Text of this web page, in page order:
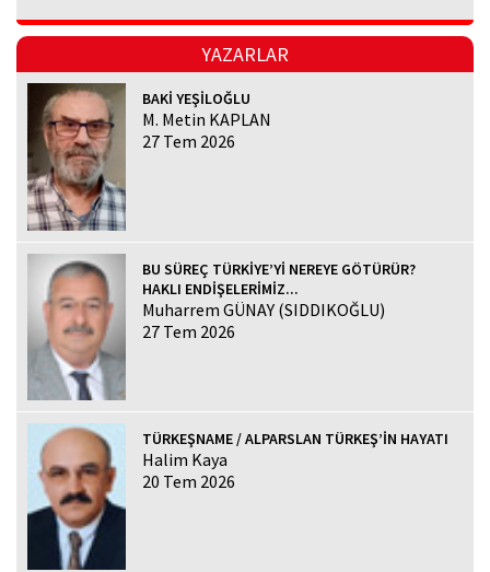
YAZARLAR
BAKİ YEŞİLOĞLU
M. Metin KAPLAN
27 Tem 2026
BU SÜREÇ TÜRKİYE’Yİ NEREYE GÖTÜRÜR?
HAKLI ENDİŞELERİMİZ...
Muharrem GÜNAY (SIDDIKOĞLU)
27 Tem 2026
TÜRKEŞNAME / ALPARSLAN TÜRKEŞ’İN HAYATI
Halim Kaya
20 Tem 2026